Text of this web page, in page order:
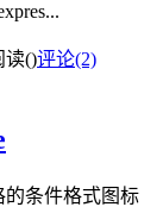
读()评论(2)
条件格式图标